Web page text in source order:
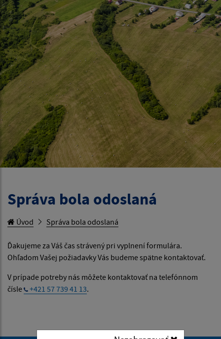
Správa bola odoslaná
Úvod Správa bola odoslaná
Ďakujeme za Váš čas strávený pri vyplnení formulára.
Ohľadom Vašej požiadavky Vás budeme spätne kontaktovať.
V prípade potreby nás môžete kontaktovať na telefónnom
čísle
+421 57 739 41 13.